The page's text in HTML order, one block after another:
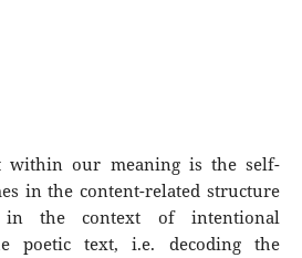
within our meaning is the self-
in the content-related structure
the context of intentional
poetic text, i.e. decoding the